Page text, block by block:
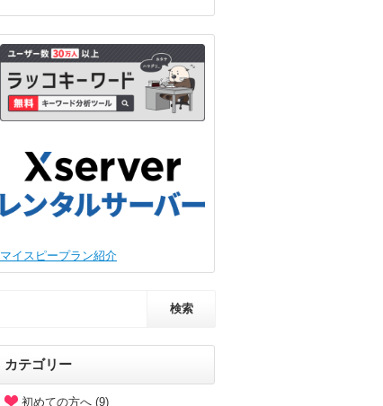
マイスピープラン紹介
カテゴリー
初めての方へ (9)